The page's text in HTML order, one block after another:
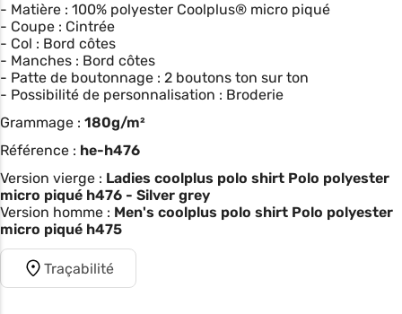
- Matière : 100% polyester Coolplus® micro piqué
- Coupe : Cintrée
- Col : Bord côtes
- Manches : Bord côtes
- Patte de boutonnage : 2 boutons ton sur ton
- Possibilité de personnalisation : Broderie
Grammage : 180g/m²
Référence : he-h476
Version vierge : Ladies coolplus polo shirt Polo polyester
micro piqué h476 - Silver grey
Version homme : Men's coolplus polo shirt Polo polyester
micro piqué h475
Traçabilité